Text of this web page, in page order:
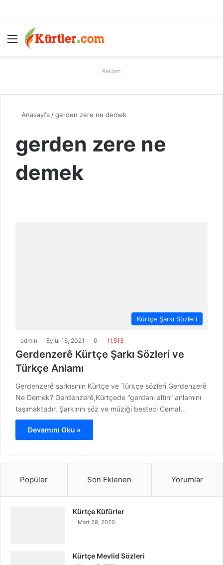
Menü
Reklam
Anasayfa /gerden zere ne demek
gerden zere ne
demek
Kürtçe Şarkı Sözleri
admin Eylül 16, 2021 0 11.513
Gerdenzerê Kürtçe Şarkı Sözleri ve
Türkçe Anlamı
Gerdenzerê şarkısının Kürtçe ve Türkçe sözleri Gerdenzerê
Ne Demek? Gerdenzerê,Kürtçede “gerdanı altın” anlamını
taşımaktadır. Şarkının söz ve müziği besteci Cemal…
Devamını Oku »
Popüler Son Eklenen Yorumlar
Kürtçe Küfürler
Mart 29, 2020
Kürtçe Mevlid Sözleri